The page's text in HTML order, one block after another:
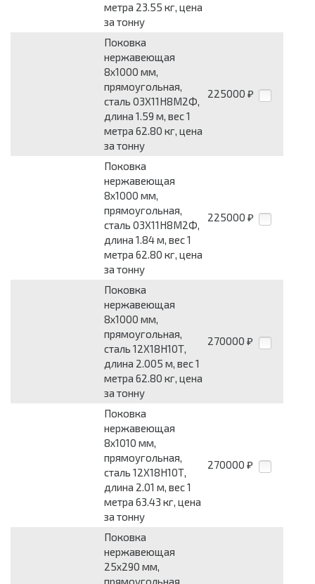
метра 23.55 кг, цена
за тонну
Поковка
нержавеющая
8x1000 мм,
прямоугольная,
сталь 03Х11Н8М2Ф,
длина 1.59 м, вес 1
метра 62.80 кг, цена
за тонну
225000 ₽
Поковка
нержавеющая
8x1000 мм,
прямоугольная,
сталь 03Х11Н8М2Ф,
длина 1.84 м, вес 1
метра 62.80 кг, цена
за тонну
225000 ₽
Поковка
нержавеющая
8x1000 мм,
прямоугольная,
сталь 12Х18Н10Т,
длина 2.005 м, вес 1
метра 62.80 кг, цена
за тонну
270000 ₽
Поковка
нержавеющая
8x1010 мм,
прямоугольная,
сталь 12Х18Н10Т,
длина 2.01 м, вес 1
метра 63.43 кг, цена
за тонну
270000 ₽
Поковка
нержавеющая
25x290 мм,
прямоугольная,